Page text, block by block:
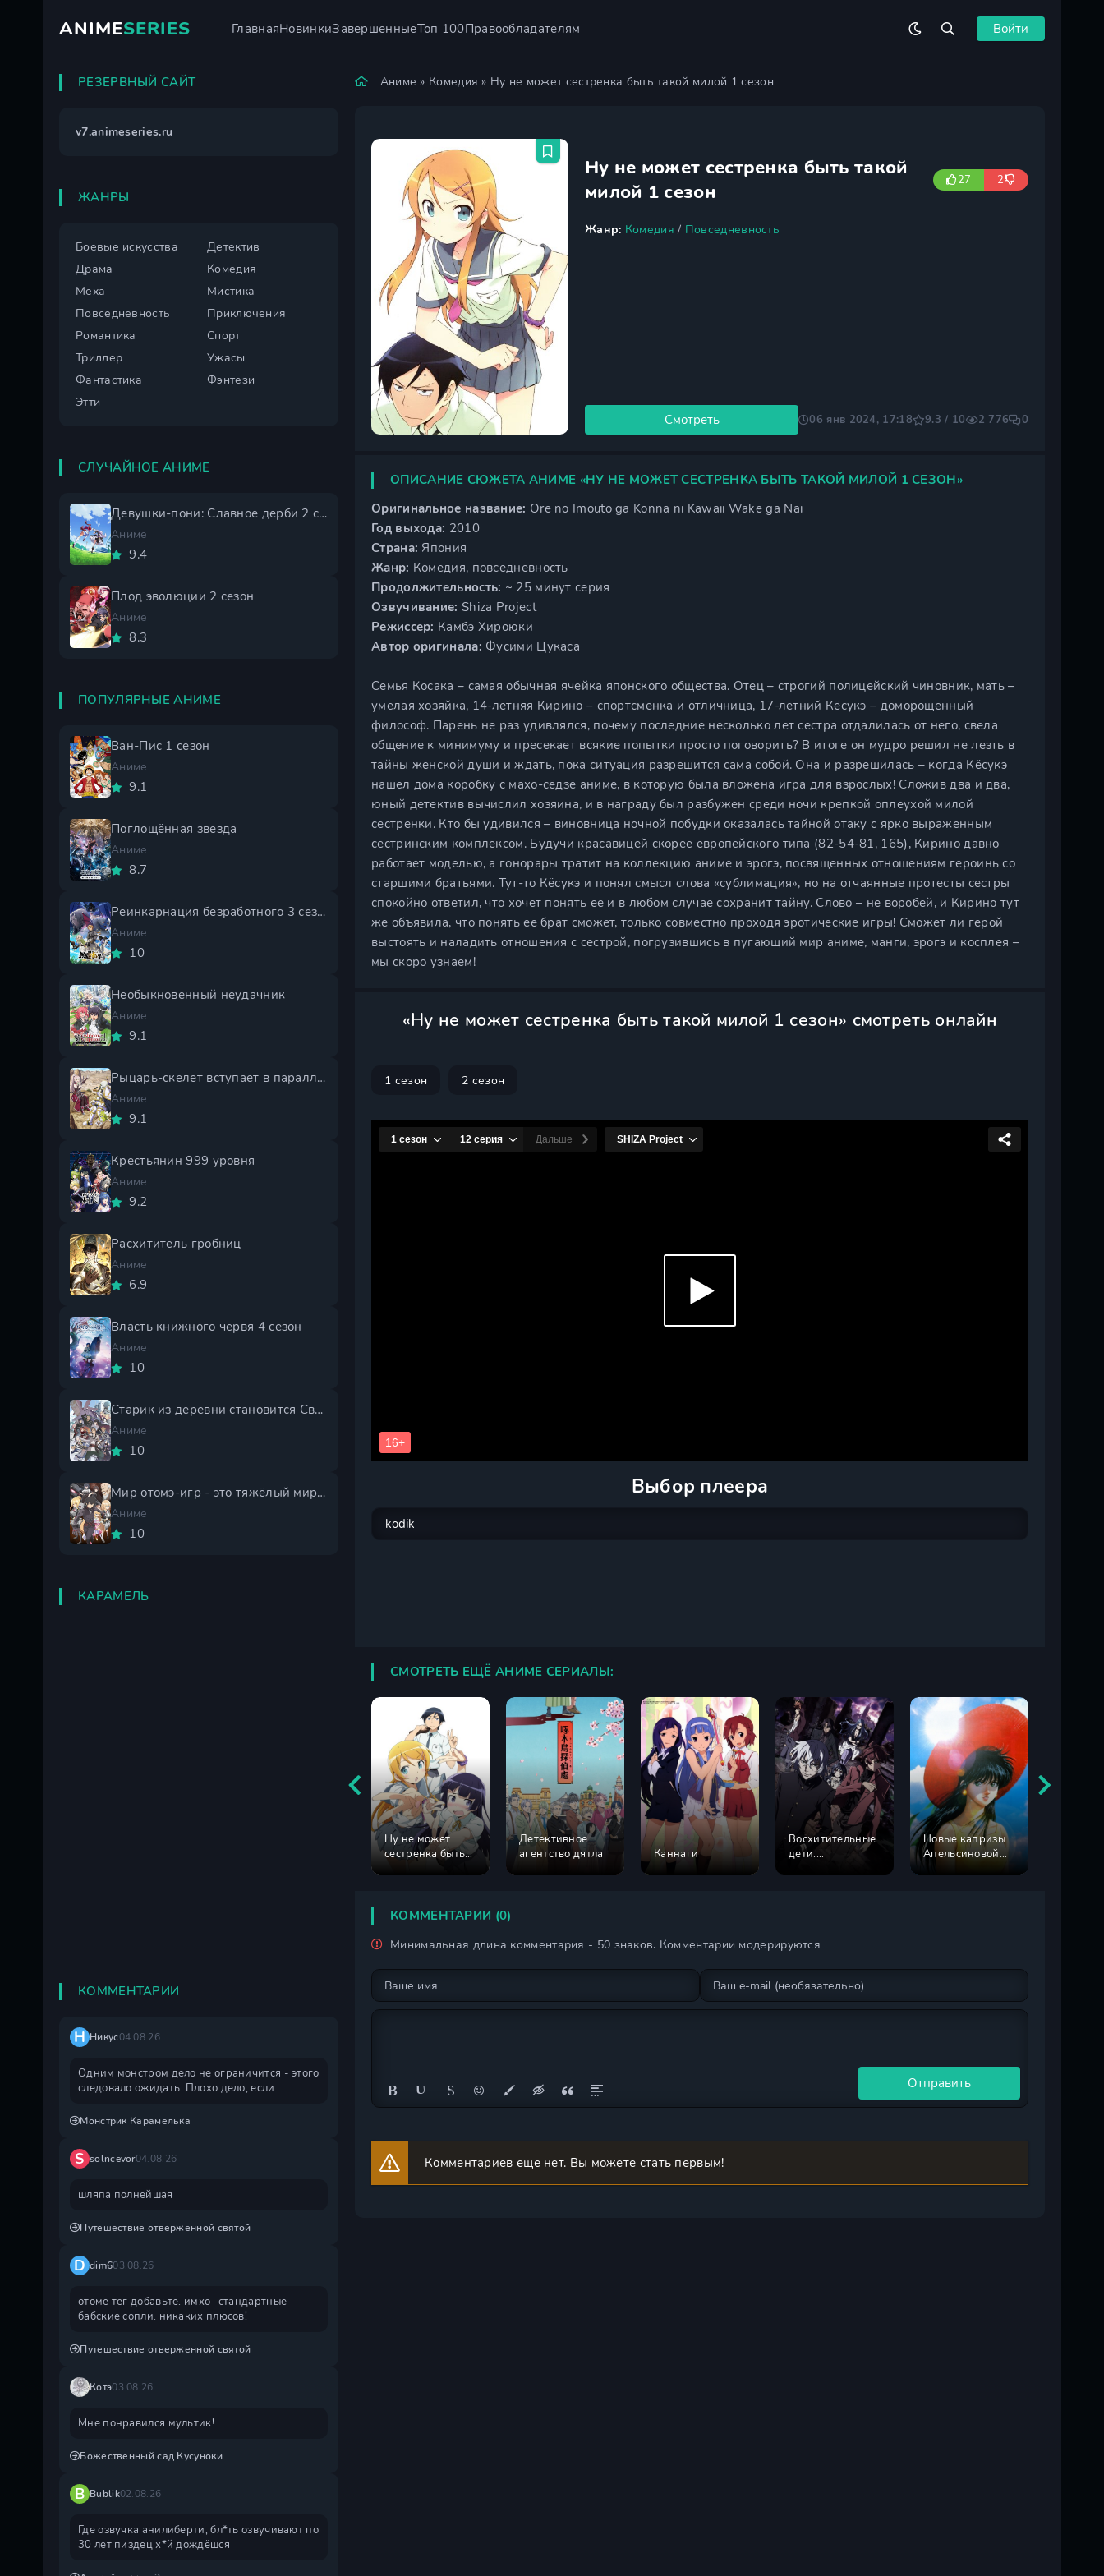
ANIMESERIES ГлавнаяНовинкиЗавершенныеТоп 100Правообладателям Войти
Аниме » Комедия » Ну не может сестренка быть такой милой 1 сезон
Ну не может сестренка быть такой
милой 1 сезон
27 2
Жанр: Комедия / Повседневность
Смотреть 06 янв 2024, 17:18 9.3 / 10 2 776 0
ОПИСАНИЕ СЮЖЕТА АНИМЕ «НУ НЕ МОЖЕТ СЕСТРЕНКА БЫТЬ ТАКОЙ МИЛОЙ 1 СЕЗОН»
Оригинальное название: Ore no Imouto ga Konna ni Kawaii Wake ga Nai
Год выхода: 2010
Страна: Япония
Жанр: Комедия, повседневность
Продолжительность: ~ 25 минут серия
Озвучивание: Shiza Project
Режиссер: Камбэ Хироюки
Автор оригинала: Фусими Цукаса
Семья Косака – самая обычная ячейка японского общества. Отец – строгий полицейский чиновник, мать –
умелая хозяйка, 14-летняя Кирино – спортсменка и отличница, 17-летний Кёсукэ – доморощенный
философ. Парень не раз удивлялся, почему последние несколько лет сестра отдалилась от него, свела
общение к минимуму и пресекает всякие попытки просто поговорить? В итоге он мудро решил не лезть в
тайны женской души и ждать, пока ситуация разрешится сама собой. Она и разрешилась – когда Кёсукэ
нашел дома коробку с махо-сёдзё аниме, в которую была вложена игра для взрослых! Сложив два и два,
юный детектив вычислил хозяина, и в награду был разбужен среди ночи крепкой оплеухой милой
сестренки. Кто бы удивился – виновница ночной побудки оказалась тайной отаку с ярко выраженным
сестринским комплексом. Будучи красавицей скорее европейского типа (82-54-81, 165), Кирино давно
работает моделью, а гонорары тратит на коллекцию аниме и эрогэ, посвященных отношениям героинь со
старшими братьями. Тут-то Кёсукэ и понял смысл слова «сублимация», но на отчаянные протесты сестры
спокойно ответил, что хочет понять ее и в любом случае сохранит тайну. Слово – не воробей, и Кирино тут
же объявила, что понять ее брат сможет, только совместно проходя эротические игры! Сможет ли герой
выстоять и наладить отношения с сестрой, погрузившись в пугающий мир аниме, манги, эрогэ и косплея –
мы скоро узнаем!
«Ну не может сестренка быть такой милой 1 сезон» смотреть онлайн
1 сезон 2 сезон
Выбор плеера
СМОТРЕТЬ ЕЩЁ АНИМЕ СЕРИАЛЫ:
Ну не может
сестренка быть
Детективное
агентство дятла
Каннаги
Восхитительные
дети:
Новые капризы
Апельсиновой
КОММЕНТАРИИ (0)
Минимальная длина комментария - 50 знаков. Комментарии модерируются
Отправить
Комментариев еще нет. Вы можете стать первым!
РЕЗЕРВНЫЙ САЙТ
v7.animeseries.ru
ЖАНРЫ
Боевые искусства
Детектив
Драма
Комедия
Меха
Мистика
Повседневность
Приключения
Романтика
Спорт
Триллер
Ужасы
Фантастика
Фэнтези
Этти
СЛУЧАЙНОЕ АНИМЕ
Девушки-пони: Славное дерби 2 сезон
Аниме
9.4
Плод эволюции 2 сезон
Аниме
8.3
ПОПУЛЯРНЫЕ АНИМЕ
Ван-Пис 1 сезон
Аниме
9.1
Поглощённая звезда
Аниме
8.7
Реинкарнация безработного 3 сезон
Аниме
10
Необыкновенный неудачник
Аниме
9.1
Рыцарь-скелет вступает в параллельный мир 2 сезон
Аниме
9.1
Крестьянин 999 уровня
Аниме
9.2
Расхититель гробниц
Аниме
6.9
Власть книжного червя 4 сезон
Аниме
10
Старик из деревни становится Святым мечом 2 сезон
Аниме
10
Мир отомэ-игр - это тяжёлый мир для мобов 2 сезон
Аниме
10
КАРАМЕЛЬ
КОММЕНТАРИИ
Н Никус04.08.26
Одним монстром дело не ограничится - этого
следовало ожидать. Плохо дело, если
Монстрик Карамелька
S solncevor04.08.26
шляпа полнейшая
Путешествие отверженной святой
D dim603.08.26
отоме тег добавьте. имхо- стандартные
бабские сопли. никаких плюсов!
Путешествие отверженной святой
Котэ03.08.26
Мне понравился мультик!
Божественный сад Кусуноки
B Bublik02.08.26
Где озвучка анилиберти, бл*ть озвучивают по
30 лет пиздец х*й дождëшся